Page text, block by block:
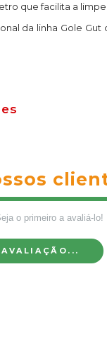
que facilita a
da linha Gole Gut
o primeiro a avaliá-lo!
AVALIAÇÃO...